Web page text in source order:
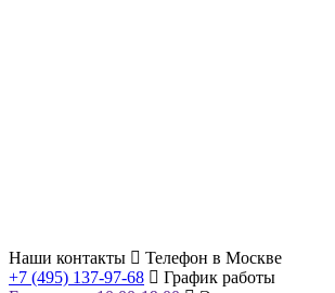
Наши контакты
Телефон в Москве
+7 (495) 137-97-68
График работы